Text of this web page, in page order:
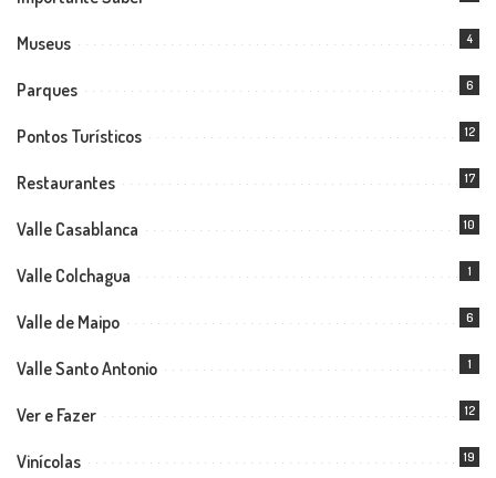
Museus 4
Parques 6
Pontos Turísticos 12
Restaurantes 17
Valle Casablanca 10
Valle Colchagua 1
Valle de Maipo 6
Valle Santo Antonio 1
Ver e Fazer 12
Vinícolas 19